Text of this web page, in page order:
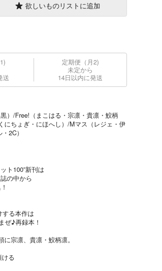
欲しいものリストに追加
送
定期便（月2)
未定から
14日以内に発送
）/Free!（まこはる・宗凛・貴凛・鮫柄
ちょぎ・にほへし）/Mマス（レジェ・伊
2C）
ト100”新刊は
の中から
する本作は
ぜ♪再録本！
宗凛、貴凛・鮫柄凛。
る